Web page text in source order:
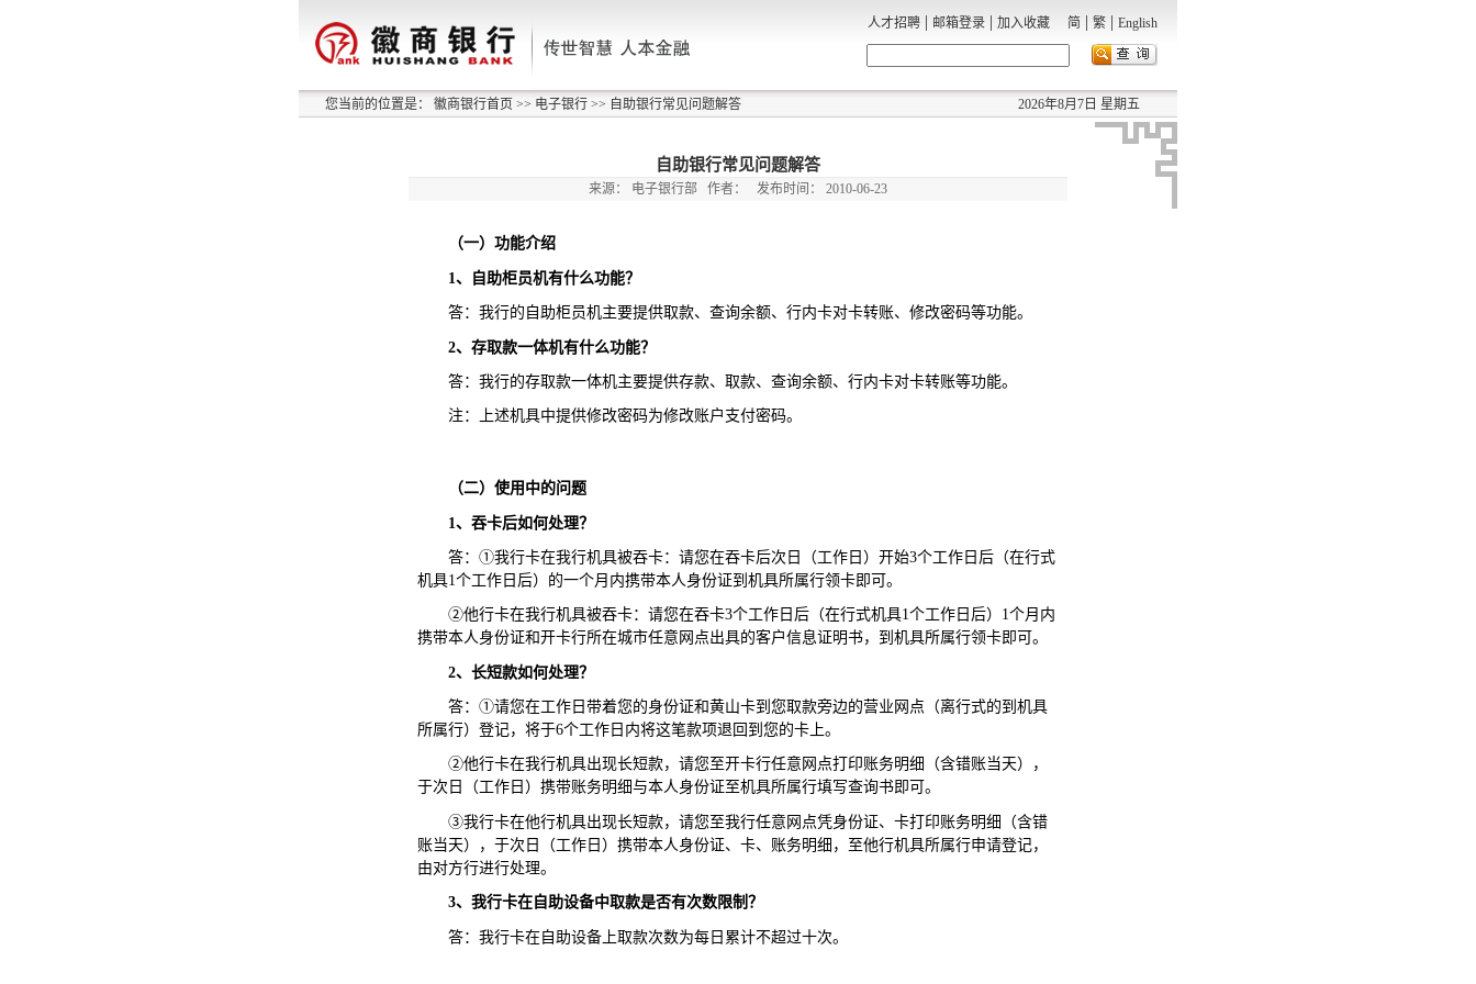
人才招聘 | 邮箱登录 | 加入收藏 简 | 繁 | English
您当前的位置是： 徽商银行首页 >> 电子银行 >> 自助银行常见问题解答 2026年8月7日 星期五
自助银行常见问题解答
来源： 电子银行部 作者： 发布时间： 2010-06-23